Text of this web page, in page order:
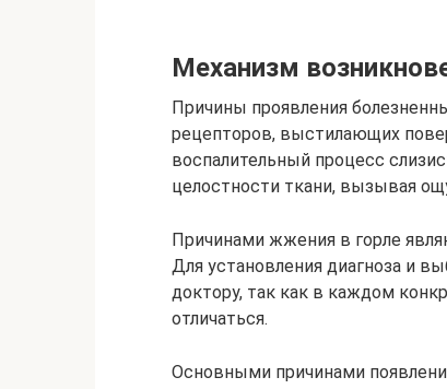
Механизм
Причины проявления
рецепторов, выстилающих
воспалительный процесс
целостности ткани, вызывая
Причинами жжения в горле
Для установления диагноза и
доктору, так как в каждом
отличаться.
Основными причинами